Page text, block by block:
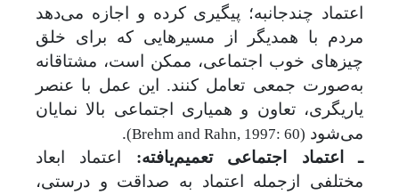
اعتماد چندجانبه؛ پیگیری کرده و اجازه می‌دهد
مردم با همدیگر از مسیرهایی که برای خلق
چیزهای خوب اجتماعی، ممکن است، مشتاقانه
به‌صورت جمعی تعامل کنند. این عمل با عنصر
یاریگری، تعاون و همیاری اجتماعی بالا نمایان
می‌شود (Brehm and Rahn, 1997: 60)
.
ـ اعتماد اجتماعی تعمیم‌یافته:
اعتماد ابعاد
مختلفی ازجمله اعتماد به صداقت و درستی،